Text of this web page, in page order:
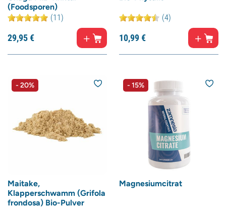
(Foodsporen)
(11)
29,95€
(4)
10,99€
- 20%
Maitake,
Klapperschwamm (Grifola
frondosa) Bio-Pulver
- 15%
Magnesiumcitrat